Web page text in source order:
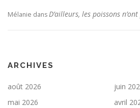
Mélanie dansD’ailleurs, les poissons
ARCHIVES
août 2026
juin
mai 2026
avril